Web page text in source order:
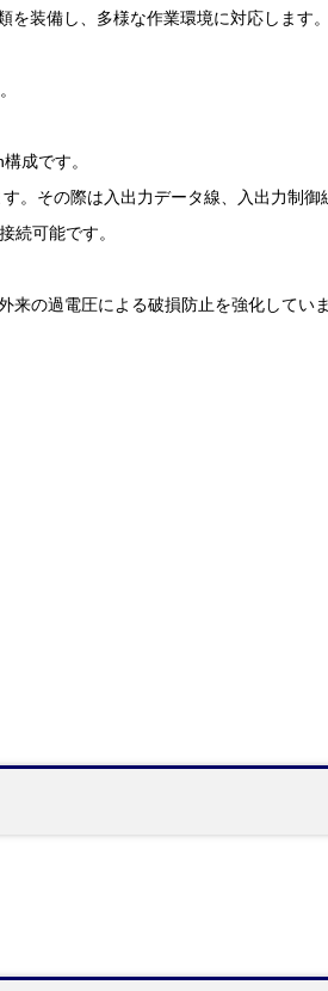
を装備し、多様な作業環境に対応します
成です。
。その際は入出力データ線、入出力制
続可能です。
来の過電圧による破損防止を強化してい